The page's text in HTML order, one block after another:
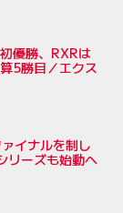
優勝、RXRは
5勝目／エクス
イナルを制し
リーズも始動へ